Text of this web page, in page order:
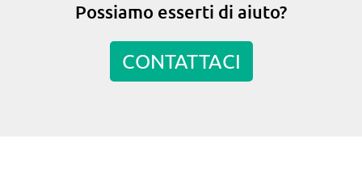
Possiamo esserti di aiuto?
CONTATTACI